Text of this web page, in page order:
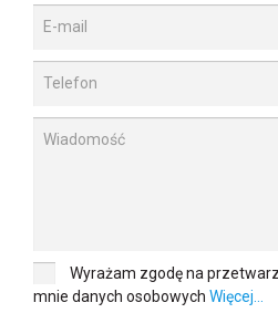
Wyrażam zgodę na
mnie danych osobowych Więcej...